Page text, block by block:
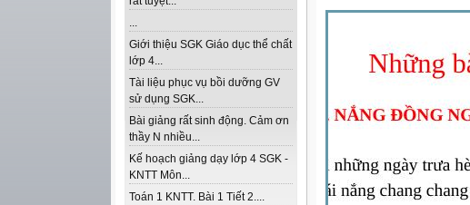
...
Giới thiệu SGK Giáo dục thể chất
lớp 4...
Tài liệu phục vụ bồi dưỡng GV
sử dụng SGK...
Bài giảng rất sinh động. Cảm ơn
thầy N nhiều...
Kế hoạch giảng dạy lớp 4 SGK -
KNTT Môn...
Toán 1 KNTT. Bài 1 Tiết 2....